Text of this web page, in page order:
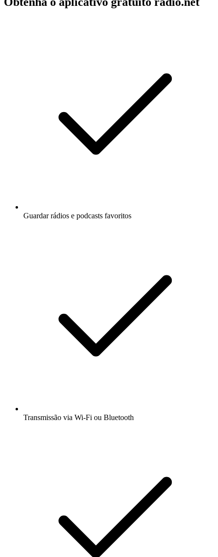
Guardar rádios e podcasts favoritos
Transmissão via Wi-Fi ou Bluetooth